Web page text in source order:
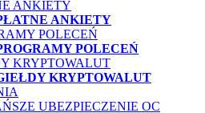
ANKIETY
POLECEŃ
KRYPTOWALUT